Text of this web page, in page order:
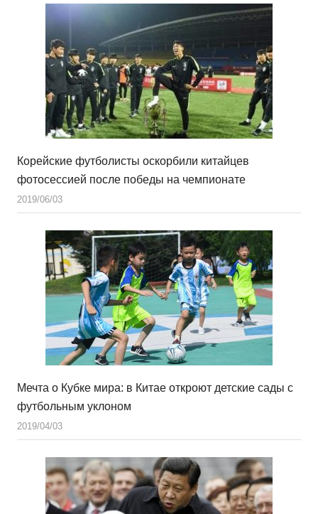
Корейские футболисты оскорбили китайцев
фотосессией после победы на чемпионате
2019/06/03
Мечта о Кубке мира: в Китае откроют детские сады с
футбольным уклоном
2019/04/03